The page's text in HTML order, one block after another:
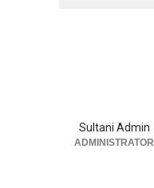
Sultani Admin
ADMINISTRATOR